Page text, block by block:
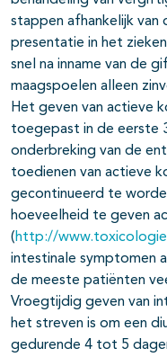
stappen afhankelijk van
presentatie in het
snel na inname van de
maagspoelen alleen
Het geven van actieve
toegepast in de eerste
onderbreking van de
toedienen van actieve
gecontinueerd te
hoeveelheid te geven
(http://
intestinale symptomen
de meeste patiënten
Vroegtijdig geven van
het streven is om een
gedurende 4 tot 5